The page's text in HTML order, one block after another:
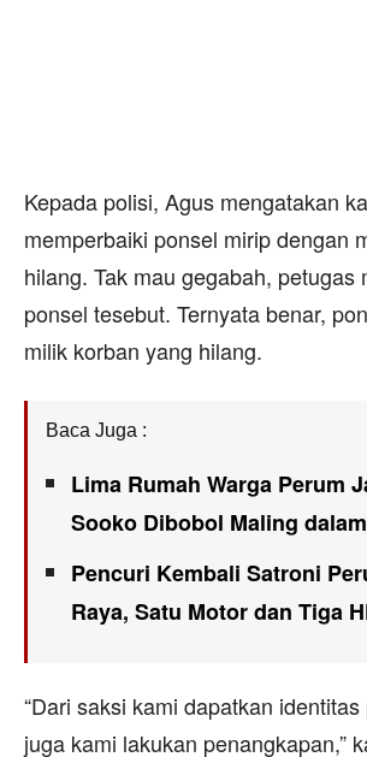
Kepada polisi, Agus mengatakan
memperbaiki ponsel mirip dengan
hilang. Tak mau gegabah, petugas
ponsel tesebut. Ternyata benar,
milik korban yang hilang.
Baca Juga :
Lima Rumah Warga Perum
Sooko Dibobol Maling
Pencuri Kembali Satroni
Raya, Satu Motor dan Tiga
“Dari saksi kami dapatkan
juga kami lakukan penangkapan,”